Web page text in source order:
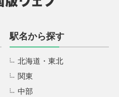
駅名から探す
北海道・東北
関東
中部